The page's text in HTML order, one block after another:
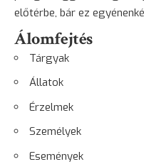
előtérbe, bár ez
Álomfejtés
Tárgyak
Állatok
Érzelmek
Személyek
Események